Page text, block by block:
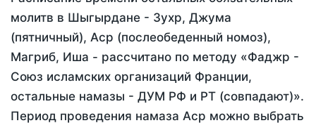
молитв в Шыгырдане - Зухр, Джума
(пятничный), Аср (послеобеденный номоз),
Магриб, Иша - рассчитано по методу «Фаджр -
Союз исламских организаций Франции,
остальные намазы - ДУМ РФ и РТ (совпадают)».
Период проведения намаза Аср можно выбрать